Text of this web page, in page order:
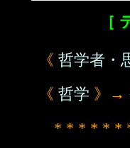
［
《 哲学者・
《 哲学 》→
* * * * * *